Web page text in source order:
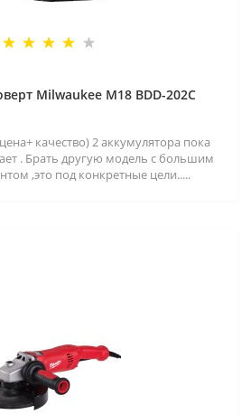
Milwaukee M18 BDD-202C
качество) 2 аккумулятора пока
. Брать другую модель с большим
,это под конкретные цели.....